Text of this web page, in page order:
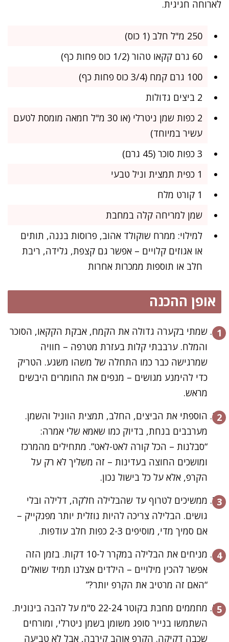
לארוחה חגיגית.
250 מ"ל חלב (1 כוס)
60 גרם קקאו טהור (1/2 כוס פחות כף)
100 גרם קמח (3/4 כוס פחות כף)
2 ביצים גדולות
2 כפות שמן ניטרלי (או 30 מ"ל חמאה מומסת לטעם
עשיר במיוחד)
3 כפות סוכר (45 גרם)
1 כפית תמצית וניל טבעי
1 קורט מלח
שמן למריחה קלה במחבת
למילוי: ממרח שוקולד אהוב, פרוסות בננה, תותים
או אגוזים קלויים – אפשר גם קצפת, גלידה, ריבת
חלב או תוספות ממכרות אחרות
אופן ההכנה
שמתי בקערה גדולה את הקמח, אבקת הקקאו, הסוכר
והמלח. ערבבתי קלות בעזרת מטרפה – חוויה
שמרגישה כבר כמו התחלה של משהו משגע. הטריק
כדי להימנע מגושים – מנפים את החומרים היבשים
מראש.
הוספתי את הביצים, החלב, תמצית הווניל והשמן.
מערבבים בנחת, בדיוק כמו שאמא שלי אמרה:
“סבלנות – הכל קורה לאט-לאט”. מתחילים מהמרכז
ומושכים החוצה בעדינות – זה משליך לא רק על
הקרפ, אלא על כל בישול נכון.
ממשיכים לטרוף עד שהבלילה חלקה, דלילה ובלי
גושים. הבלילה צריכה להיות נוזלית יותר מפנקייק –
אם סמיך מדי, מוסיפים 2-3 כפות חלב עודפות.
מניחים את הבלילה במקרר ל-10 דקות. בזמן הזה
אפשר להכין מילויים – הילדים אצלנו תמיד שואלים
“האם זה מרטיב את הקרפ יותר?”
מחממים מחבת בקוטר 22-24 ס"מ על להבה בינונית.
השתמשו בנייר סופג משומן בשמן ניטרלי, ומורחים
שכבה דקיקה. הקרפ אוהב קירבה, אבל לא טביעה